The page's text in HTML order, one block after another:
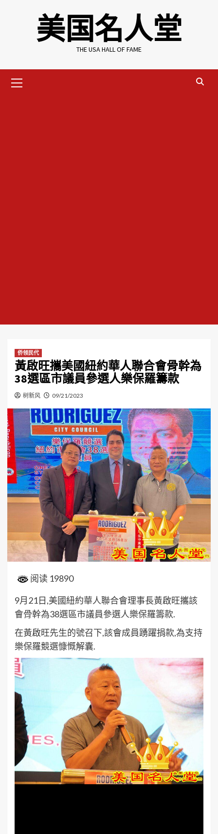
美国名人堂
THE USA HALL OF FAME
Menu
侨领民代
黃啟旺攜美國紐約華人聯合會骨幹為
38選區市議員參選人樂保羅籌款
树新风 09/21/2023
阅读 19890
9月21日,美國紐約華人聯合會理事長黃啟旺攜該
會骨幹為38選區市議員參選人樂保羅籌款.
在黃啟旺先生的號召下,該會成員踴躍捐款,為支持
樂保羅競選慷慨解囊.